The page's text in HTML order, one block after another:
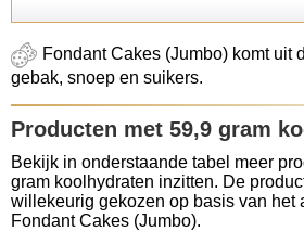
Fondant Cakes (Jumbo) komt uit
gebak, snoep en suikers.
Producten met 59,9 gram
Bekijk in onderstaande tabel meer
gram koolhydraten inzitten. De
willekeurig gekozen op basis van het
Fondant Cakes (Jumbo).